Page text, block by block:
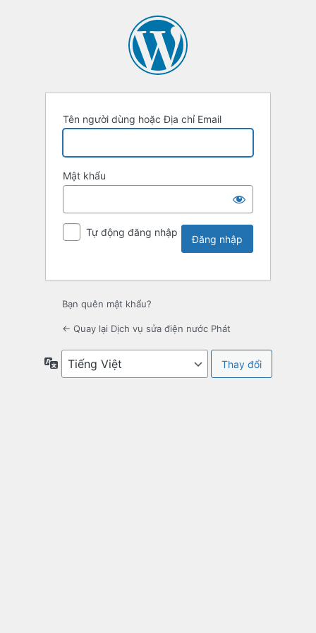
Tên người dùng hoặc Địa chỉ Email
Mật khẩu
Tự động đăng nhập
Bạn quên mật khẩu?
← Quay lại Dịch vụ sửa điện nước Phát
Ngôn
ngữ